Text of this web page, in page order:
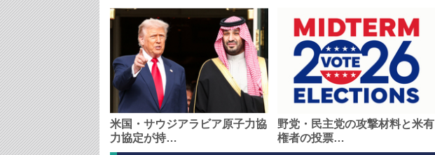
米国・サウジアラビア原子力協
力協定が持…
野党・民主党の攻撃材料と米有
権者の投票…